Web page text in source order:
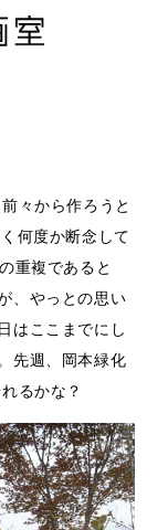
々から作ろうと
何度か断念して
重複であると
、やっとの思い
はここまでにし
先週、岡本緑化
るかな？